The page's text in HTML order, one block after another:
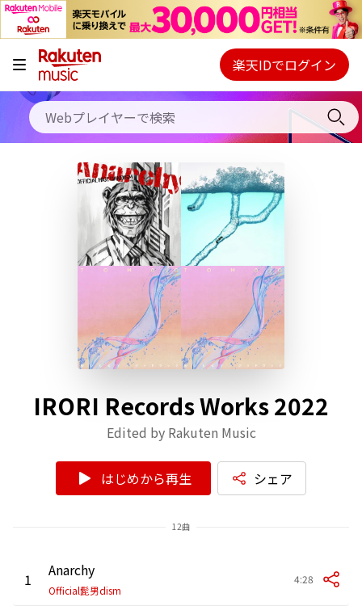
キャンペーン
料金プラン
使い方
初回30日間無料お試し
Webプレイヤー
ご契約内容の確認・変更
楽天IDでログイン
IRORI Records Works 2022
Edited by Rakuten Music
はじめから再生 シェア
12曲
1 Anarchy
Official髭男dism
4:28